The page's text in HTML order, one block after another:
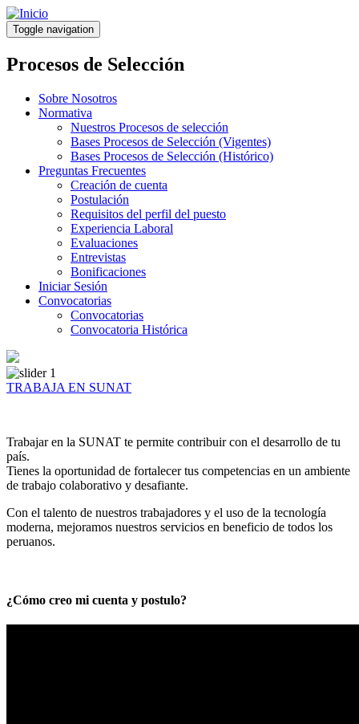
Pasar
al
contenido
principal
Toggle navigation
Procesos de Selección
Sobre Nosotros
Normativa
Nuestros Procesos de selección
Bases Procesos de Selección (Vigentes)
Bases Procesos de Selección (Histórico)
Preguntas Frecuentes
Creación de cuenta
Postulación
Requisitos del perfil del puesto
Experiencia Laboral
Evaluaciones
Entrevistas
Bonificaciones
Iniciar Sesión
Convocatorias
Convocatorias
Convocatoria Histórica
TRABAJA EN SUNAT
Trabajar en la SUNAT te permite contribuir con el desarrollo de tu
país.
Tienes la oportunidad de fortalecer tus competencias en un ambiente
de trabajo colaborativo y desafiante.
Con el talento de nuestros trabajadores y el uso de la tecnología
moderna, mejoramos nuestros servicios en beneficio de todos los
peruanos.
¿Cómo creo mi cuenta y postulo?